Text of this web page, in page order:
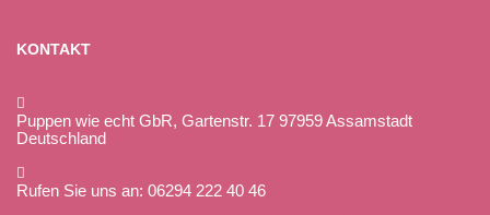
KONTAKT
Puppen wie echt GbR, Gartenstr. 17 97959 Assamstadt
Deutschland
Rufen Sie uns an: 06294 222 40 46